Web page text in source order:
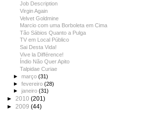
Job Description
Virgin Again
Velvet Goldmine
Marcio com uma Borboleta em Cima
Tão Sábios Quanto a Pulga
TV em Local Público
Sai Desta Vida!
Vive la Différence!
Índio Não Quer Apito
Talpidae Curiae
►março(31)
►fevereiro(28)
►janeiro(31)
► 2010 (201)
► 2009 (44)